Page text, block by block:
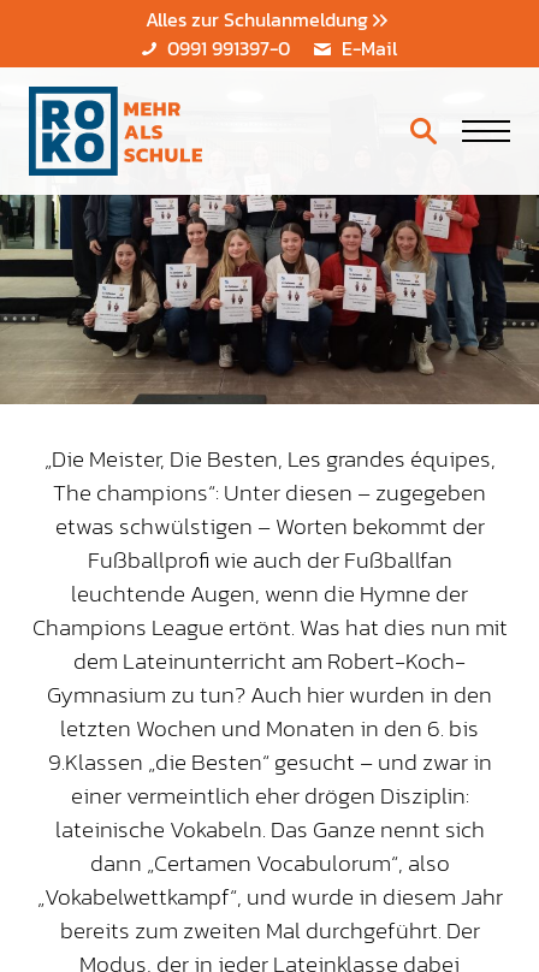
Alles zur Schulanmeldung
0991 991397-0
E-Mail
„Die Meister, Die Besten, Les grandes équipes,
The champions“: Unter diesen – zugegeben
etwas schwülstigen – Worten bekommt der
Fußballprofi wie auch der Fußballfan
leuchtende Augen, wenn die Hymne der
Champions League ertönt. Was hat dies nun mit
dem Lateinunterricht am Robert-Koch-
Gymnasium zu tun? Auch hier wurden in den
letzten Wochen und Monaten in den 6. bis
9.Klassen „die Besten“ gesucht – und zwar in
einer vermeintlich eher drögen Disziplin:
lateinische Vokabeln. Das Ganze nennt sich
dann „Certamen Vocabulorum“, also
„Vokabelwettkampf“, und wurde in diesem Jahr
bereits zum zweiten Mal durchgeführt. Der
Modus, der in jeder Lateinklasse dabei